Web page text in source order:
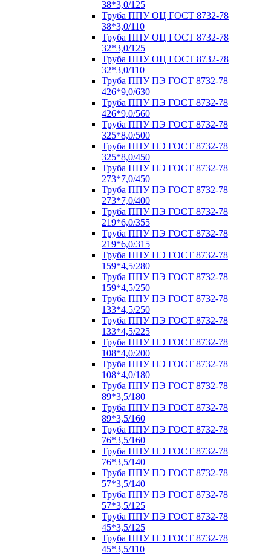
38*3,0/125
Труба ППУ ОЦ ГОСТ 8732-78
38*3,0/110
Труба ППУ ОЦ ГОСТ 8732-78
32*3,0/125
Труба ППУ ОЦ ГОСТ 8732-78
32*3,0/110
Труба ППУ ПЭ ГОСТ 8732-78
426*9,0/630
Труба ППУ ПЭ ГОСТ 8732-78
426*9,0/560
Труба ППУ ПЭ ГОСТ 8732-78
325*8,0/500
Труба ППУ ПЭ ГОСТ 8732-78
325*8,0/450
Труба ППУ ПЭ ГОСТ 8732-78
273*7,0/450
Труба ППУ ПЭ ГОСТ 8732-78
273*7,0/400
Труба ППУ ПЭ ГОСТ 8732-78
219*6,0/355
Труба ППУ ПЭ ГОСТ 8732-78
219*6,0/315
Труба ППУ ПЭ ГОСТ 8732-78
159*4,5/280
Труба ППУ ПЭ ГОСТ 8732-78
159*4,5/250
Труба ППУ ПЭ ГОСТ 8732-78
133*4,5/250
Труба ППУ ПЭ ГОСТ 8732-78
133*4,5/225
Труба ППУ ПЭ ГОСТ 8732-78
108*4,0/200
Труба ППУ ПЭ ГОСТ 8732-78
108*4,0/180
Труба ППУ ПЭ ГОСТ 8732-78
89*3,5/180
Труба ППУ ПЭ ГОСТ 8732-78
89*3,5/160
Труба ППУ ПЭ ГОСТ 8732-78
76*3,5/160
Труба ППУ ПЭ ГОСТ 8732-78
76*3,5/140
Труба ППУ ПЭ ГОСТ 8732-78
57*3,5/140
Труба ППУ ПЭ ГОСТ 8732-78
57*3,5/125
Труба ППУ ПЭ ГОСТ 8732-78
45*3,5/125
Труба ППУ ПЭ ГОСТ 8732-78
45*3,5/110